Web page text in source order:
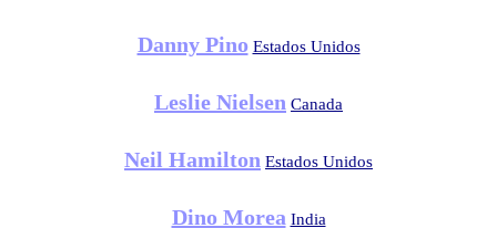
Danny Pino Estados Unidos
Leslie Nielsen Canada
Neil Hamilton Estados Unidos
Dino Morea India